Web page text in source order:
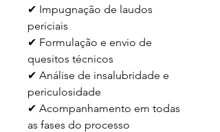
✔ Impugnação de laudos
periciais
✔ Formulação e envio de
quesitos técnicos
✔ Análise de insalubridade e
periculosidade
✔ Acompanhamento em todas
as fases do processo